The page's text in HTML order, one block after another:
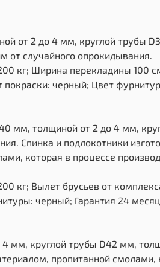
от 2 до 4 мм, круглой трубы
случайного опрокидывания.
кг; Ширина перекладины 100
черный; Цвет
мм, толщиной от 2 до 4 мм,
Спинка и подлокотники
которая в процессе
кг; Вылет брусьев от
черный; Гарантия 24
мм, круглой трубы D42 мм,
пропитанной смолами,